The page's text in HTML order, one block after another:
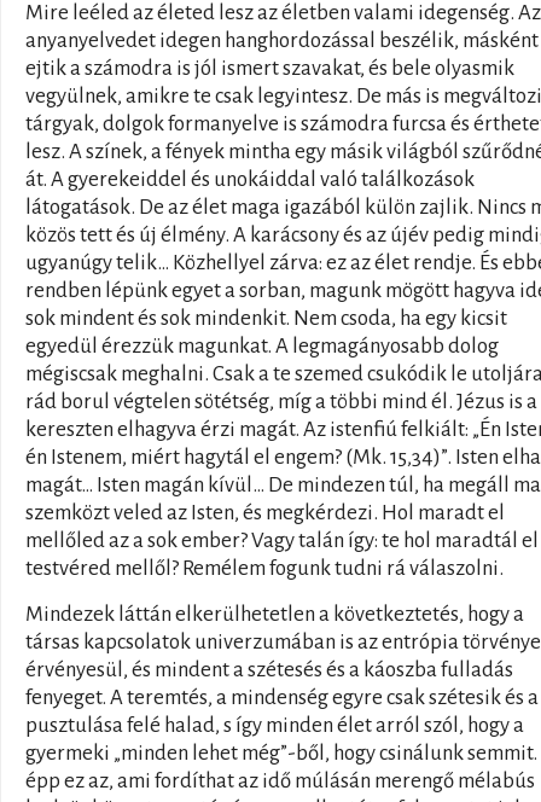
Mire leéled az életed lesz az életben valami idegenség. Az
anyanyelvedet idegen hanghordozással beszélik, másként
ejtik a számodra is jól ismert szavakat, és bele olyasmik
vegyülnek, amikre te csak legyintesz. De más is
tárgyak, dolgok formanyelve is számodra furcsa és
lesz. A színek, a fények mintha egy másik világból
át. A gyerekeiddel és unokáiddal való találkozások
látogatások. De az élet maga igazából külön zajlik. Nincs
közös tett és új élmény. A karácsony és az újév pedig
ugyanúgy telik… Közhellyel zárva: ez az élet rendje. És
rendben lépünk egyet a sorban, magunk mögött hagyva
sok mindent és sok mindenkit. Nem csoda, ha egy kicsit
egyedül érezzük magunkat. A legmagányosabb dolog
mégiscsak meghalni. Csak a te szemed csukódik le
rád borul végtelen sötétség, míg a többi mind él. Jézus is a
kereszten elhagyva érzi magát. Az istenfiú felkiált: „Én
én Istenem, miért hagytál el engem? (Mk. 15,34)”. Isten
magát… Isten magán kívül… De mindezen túl, ha megáll
szemközt veled az Isten, és megkérdezi. Hol maradt el
mellőled az a sok ember? Vagy talán így: te hol maradtál el
testvéred mellől? Remélem fogunk tudni rá válaszolni.
Mindezek láttán elkerülhetetlen a következtetés, hogy a
társas kapcsolatok univerzumában is az entrópia törvénye
érvényesül, és mindent a szétesés és a káoszba fulladás
fenyeget. A teremtés, a mindenség egyre csak szétesik és a
pusztulása felé halad, s így minden élet arról szól, hogy a
gyermeki „minden lehet még”-ből, hogy csinálunk semmit.
épp ez az, ami fordíthat az idő múlásán merengő mélabús